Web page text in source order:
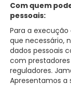
Com quem
pessoais:
Para a
que necessário,
dados pessoais
com
reguladores.
Apresentamos a